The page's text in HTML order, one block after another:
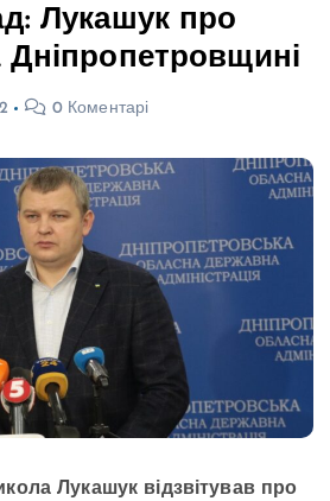
Лукашук про
Дніпропетровщині
0 Коментарі
Лукашук відзвітував про